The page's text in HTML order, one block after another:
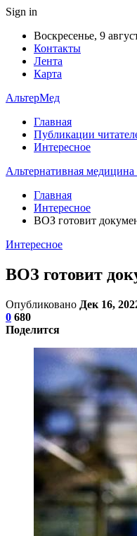
Sign in
Воскресенье, 9
Контакты
Лента
Карта
АльтерМед
Главная
Публикации
Интересное
Альтернативная медицина
Главная
Интересное
ВОЗ готовит
Интересное
ВОЗ готовит
Опубликовано Дек 16,
0 680
Поделится